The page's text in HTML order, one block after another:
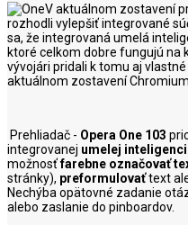
V aktuálnom zostavení
rozhodli vylepšiť integrované
sa, že integrovaná umelá
ktoré celkom dobre fungujú na
vývojári pridali k tomu aj
aktuálnom zostavení Chromium
Prehliadač - Opera One 103
integrovanej umelej
možnosťfarebne označovať
stránky), preformulovaťtext
Nechýba opätovné zadanie
alebo zaslanie do pinboardov.